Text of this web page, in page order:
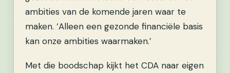
ambities van de komende jaren waar te
maken. ‘Alleen een gezonde financiële basis
kan onze ambities waarmaken.’
Met die boodschap kijkt het CDA naar eigen